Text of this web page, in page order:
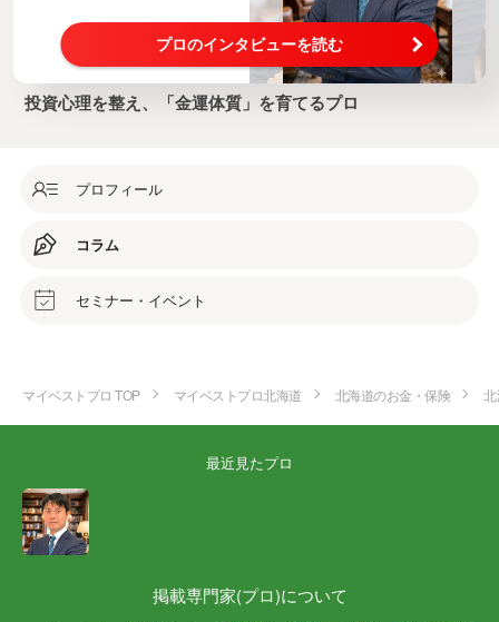
プロのインタビューを読む
投資心理を整え、「金運体質」を育てるプロ
プロフィール
コラム
セミナー・イベント
マイベストプロ TOP マイベストプロ北海道 北海道のお金・保険
最近見たプロ
掲載専門家(プロ)について